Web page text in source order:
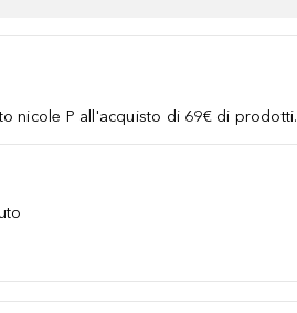
nicole P all'acquisto di 69€ di prodotti.